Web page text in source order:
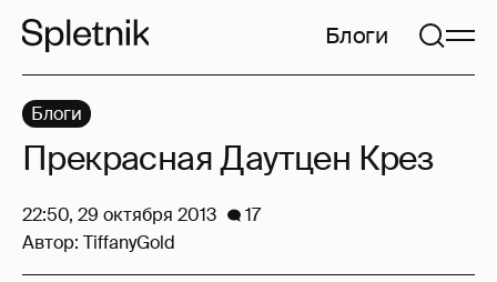
Блоги
Блоги
Прекрасная Даутцен Крез
22:50, 29 октября 2013
17
Автор: TiffanyGold